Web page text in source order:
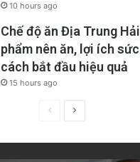
10 hours ago
Chế độ ăn Địa Trung
phẩm nên ăn, lợi ích
cách bắt đầu hiệu quả
15 hours ago
PreviousNext